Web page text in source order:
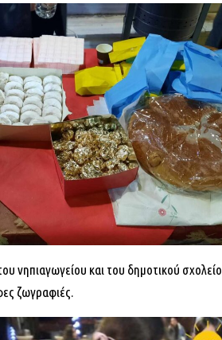
νηπιαγωγείου και του δημοτικού
ζωγραφιές.